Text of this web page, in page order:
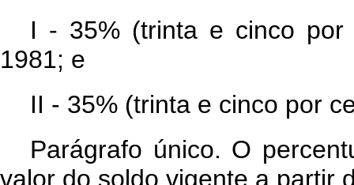
I - 35% (trinta e cinco
1981; e
II - 35% (trinta e cinco por
Parágrafo único. O
valor do soldo vigente a partir